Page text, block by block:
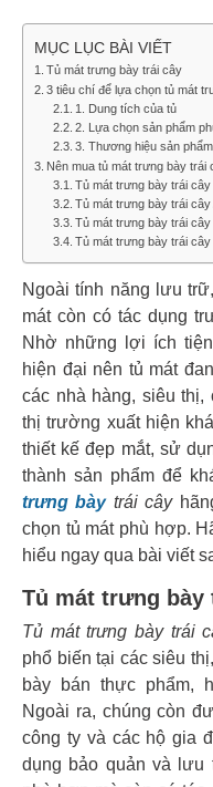
MỤC LỤC BÀI VIẾT
Tủ mát trưng bày trái cây
3 tiêu chí để lựa chọn tủ mát
1. Dung tích của tủ
2. Lựa chọn sản phẩm
3. Thương hiệu sản phẩm
Nên mua tủ mát trưng bày trái
Tủ mát trưng bày trái
Tủ mát trưng bày trái cây
Tủ mát trưng bày trái cây
Tủ mát trưng bày trái
Ngoài tính năng lưu
mát còn có tác dụng
Nhờ những lợi ích
hiện đại nên tủ mát
các nhà hàng, siêu thị,
thị trường xuất hiện
thiết kế đẹp mắt, sử
thành sản phẩm để
trưng bàytrái cây
chọn tủ mát phù hợp.
hiểu ngay qua bài viết
Tủ mát trưng bày
Tủ mát trưng bày trái
phổ biến tại các siêu
bày bán thực phẩm,
Ngoài ra, chúng còn
công ty và các hộ gia
dụng bảo quản và